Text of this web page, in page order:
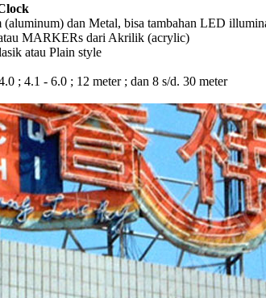
dan Metal, bisa tambahan LED
MARKERs dari Akrilik (acrylic)
atau Plain style
; 4.1 - 6.0 ; 12 meter ; dan 8 s/d. 30 meter